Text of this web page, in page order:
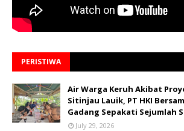
PERISTIWA
Air Warga Keruh Akibat
Sitinjau Lauik, PT HKI
Gadang Sepakati Sejumlah
July 29, 2026